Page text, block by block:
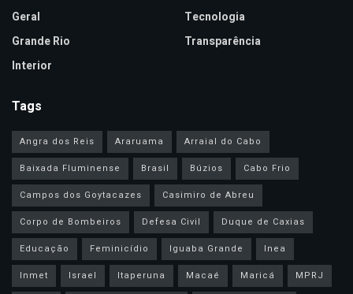
Geral
Grande Rio
Interior
Tecnologia
Transparência
Tags
Angra dos Reis Araruama
Arraial do Cabo
Baixada Fluminense
Brasil Búzios
Cabo Frio
Campos dos Goytacazes
Casimiro de Abreu
Corpo de Bombeiros
Defesa Civil
Duque de Caxias
Educação
Feminicídio Iguaba Grande
Inea
Inmet
Israel Itaperuna Macaé Maricá
MPRJ